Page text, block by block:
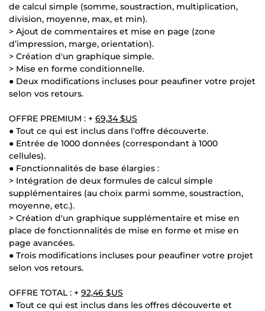
de calcul simple (somme, soustraction, multiplication,
division, moyenne, max, et min).
> Ajout de commentaires et mise en page (zone
d’impression, marge, orientation).
> Création d'un graphique simple.
> Mise en forme conditionnelle.
● Deux modifications incluses pour peaufiner votre projet
selon vos retours.
OFFRE PREMIUM : + 69,34 $US
● Tout ce qui est inclus dans l'offre découverte.
● Entrée de 1000 données (correspondant à 1000
cellules).
● Fonctionnalités de base élargies :
> Intégration de deux formules de calcul simple
supplémentaires (au choix parmi somme, soustraction,
moyenne, etc.).
> Création d'un graphique supplémentaire et mise en
place de fonctionnalités de mise en forme et mise en
page avancées.
● Trois modifications incluses pour peaufiner votre projet
selon vos retours.
OFFRE TOTAL : + 92,46 $US
● Tout ce qui est inclus dans les offres découverte et